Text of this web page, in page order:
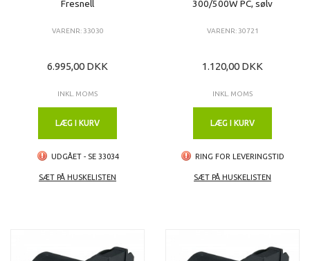
Fresnell
VARENR: 33030
6.995,00 DKK
INKL. MOMS
LÆG I KURV
UDGÅET - SE 33034
SÆT PÅ HUSKELISTEN
300/500W PC, sølv
VARENR: 30721
1.120,00 DKK
INKL. MOMS
LÆG I KURV
RING FOR LEVERINGSTID
SÆT PÅ HUSKELISTEN